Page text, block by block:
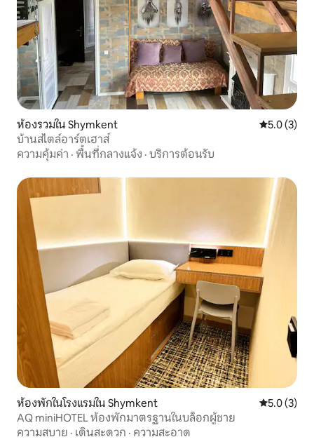
ห้องรวมใน Shymkent คะแนนเฉลี่
5.0 (3)
บ้านสไตล์อาร์ตเฮาส์
ความคุ้มค่า · พื้นที่กลางแจ้ง · บริการต้อนรับ
ห้องพักในโรงแรมใน Shymkent คะแนนเฉลี่
5.0 (3)
AQ miniHOTEL ห้องพักมาตรฐานในบล็อกผู้ชาย
ความสบาย · เดินสะดวก · ความสะอาด